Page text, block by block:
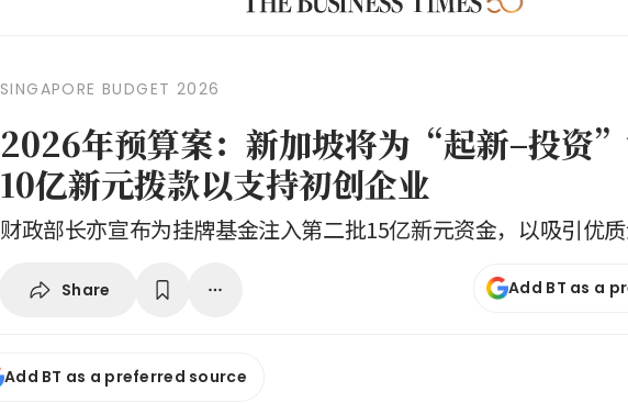
SINGAPORE BUDGET 2026
2026年预算案：新加坡将为“起新–投资
10亿新元拨款以支持初创企业
财政部长亦宣布为挂牌基金注入第二批15亿新元资金，以吸引优质
Share Add BT as a
Add BT as a preferred source